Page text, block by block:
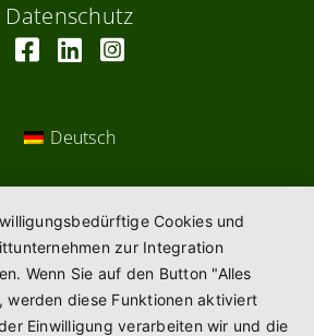
Datenschutz
Deutsch
Cookies und
zur Integration
Wenn Sie auf den Button "Alles
diese Funktionen aktiviert
Einwilligung verarbeiten wir und die